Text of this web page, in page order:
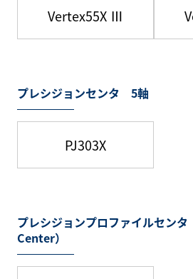
Vertex55X Ⅲ
プレシジョンセンタ 5軸
PJ303X
プレシジョンプロファイルセン
Center）